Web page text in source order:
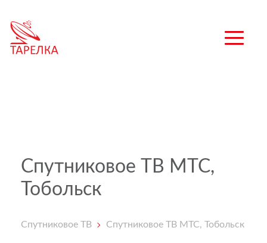
Спутниковое ТВ МТС,
Тобольск
Спутниковое ТВ Спутниковое ТВ МТС, Тобольск